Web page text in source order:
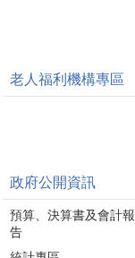
老人福利機構專區
政府公開資訊
預算、決算書及會計報
告